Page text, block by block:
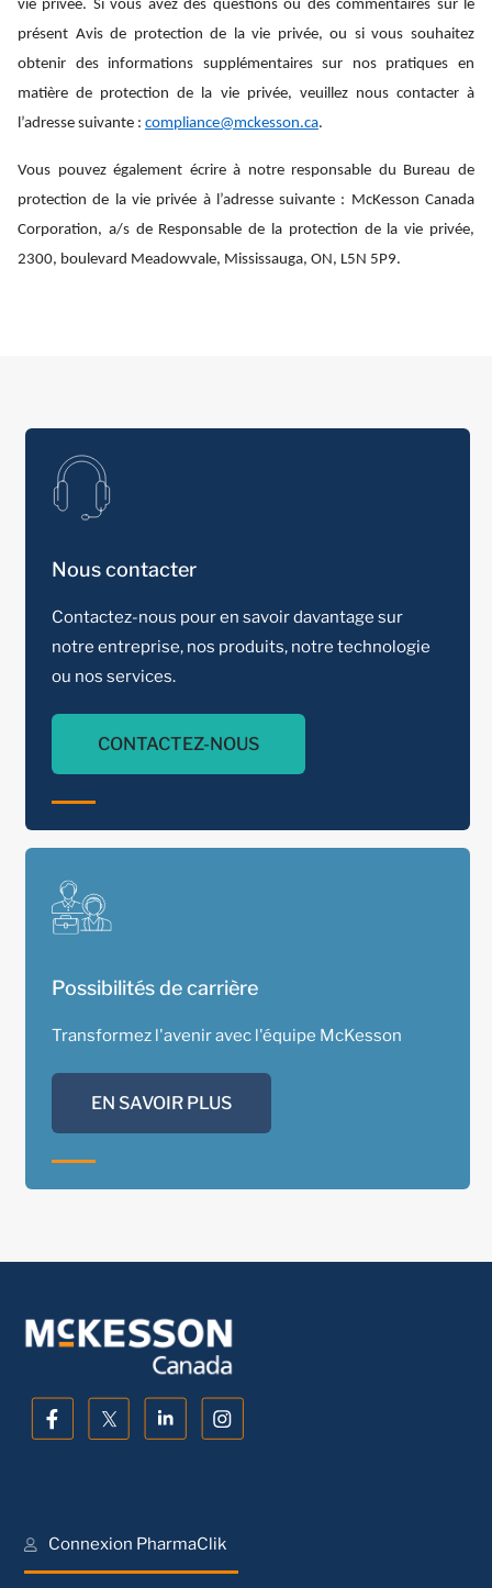
vie privée. Si vous avez des questions ou des commentaires sur le
présent Avis de protection de la vie privée, ou si vous souhaitez
obtenir des informations supplémentaires sur nos pratiques en
matière de protection de la vie privée, veuillez nous contacter à
l’adresse suivante : compliance@mckesson.ca.
Vous pouvez également écrire à notre responsable du Bureau de
protection de la vie privée à l’adresse suivante : McKesson Canada
Corporation, a/s de Responsable de la protection de la vie privée,
2300, boulevard Meadowvale, Mississauga, ON, L5N 5P9.
Nous contacter
Contactez-nous pour en savoir davantage sur
notre entreprise, nos produits, notre technologie
ou nos services.
CONTACTEZ-NOUS
Possibilités de carrière
Transformez l'avenir avec l'équipe McKesson
EN SAVOIR PLUS
Connexion PharmaClik